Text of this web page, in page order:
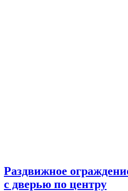
Раздвижное
с дверью по центру